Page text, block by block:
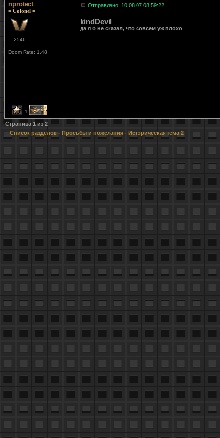
nprotect
= Colonel =
2546
Doom Rate: 1.48
Отправлено: 10.08.07 08:59:22
kindDevil
да я б не сказал, что совсем уж плохо
1 2
Страница 1из 2
Список разделов- Просьбы и пожелания - Историческая тема 2